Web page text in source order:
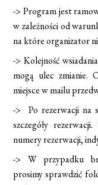
-> Program jest
w zależności od
na które organizator
-> Kolejność
mogą ulec zmianie.
miejsce w mailu
-> Po rezerwacji na
szczegóły
numery rezerwacji,
-> W przypadku
prosimy sprawdzić